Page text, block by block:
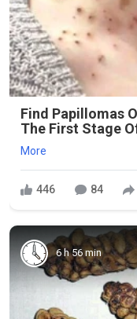
Find Papillomas
The First Stage
More
446 84
6 h 56 min